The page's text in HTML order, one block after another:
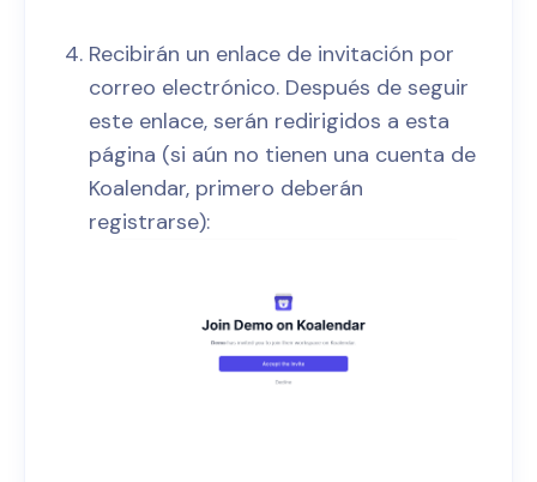
Recibirán un enlace de invitación por
correo electrónico. Después de seguir
este enlace, serán redirigidos a esta
página (si aún no tienen una cuenta de
Koalendar, primero deberán
registrarse):